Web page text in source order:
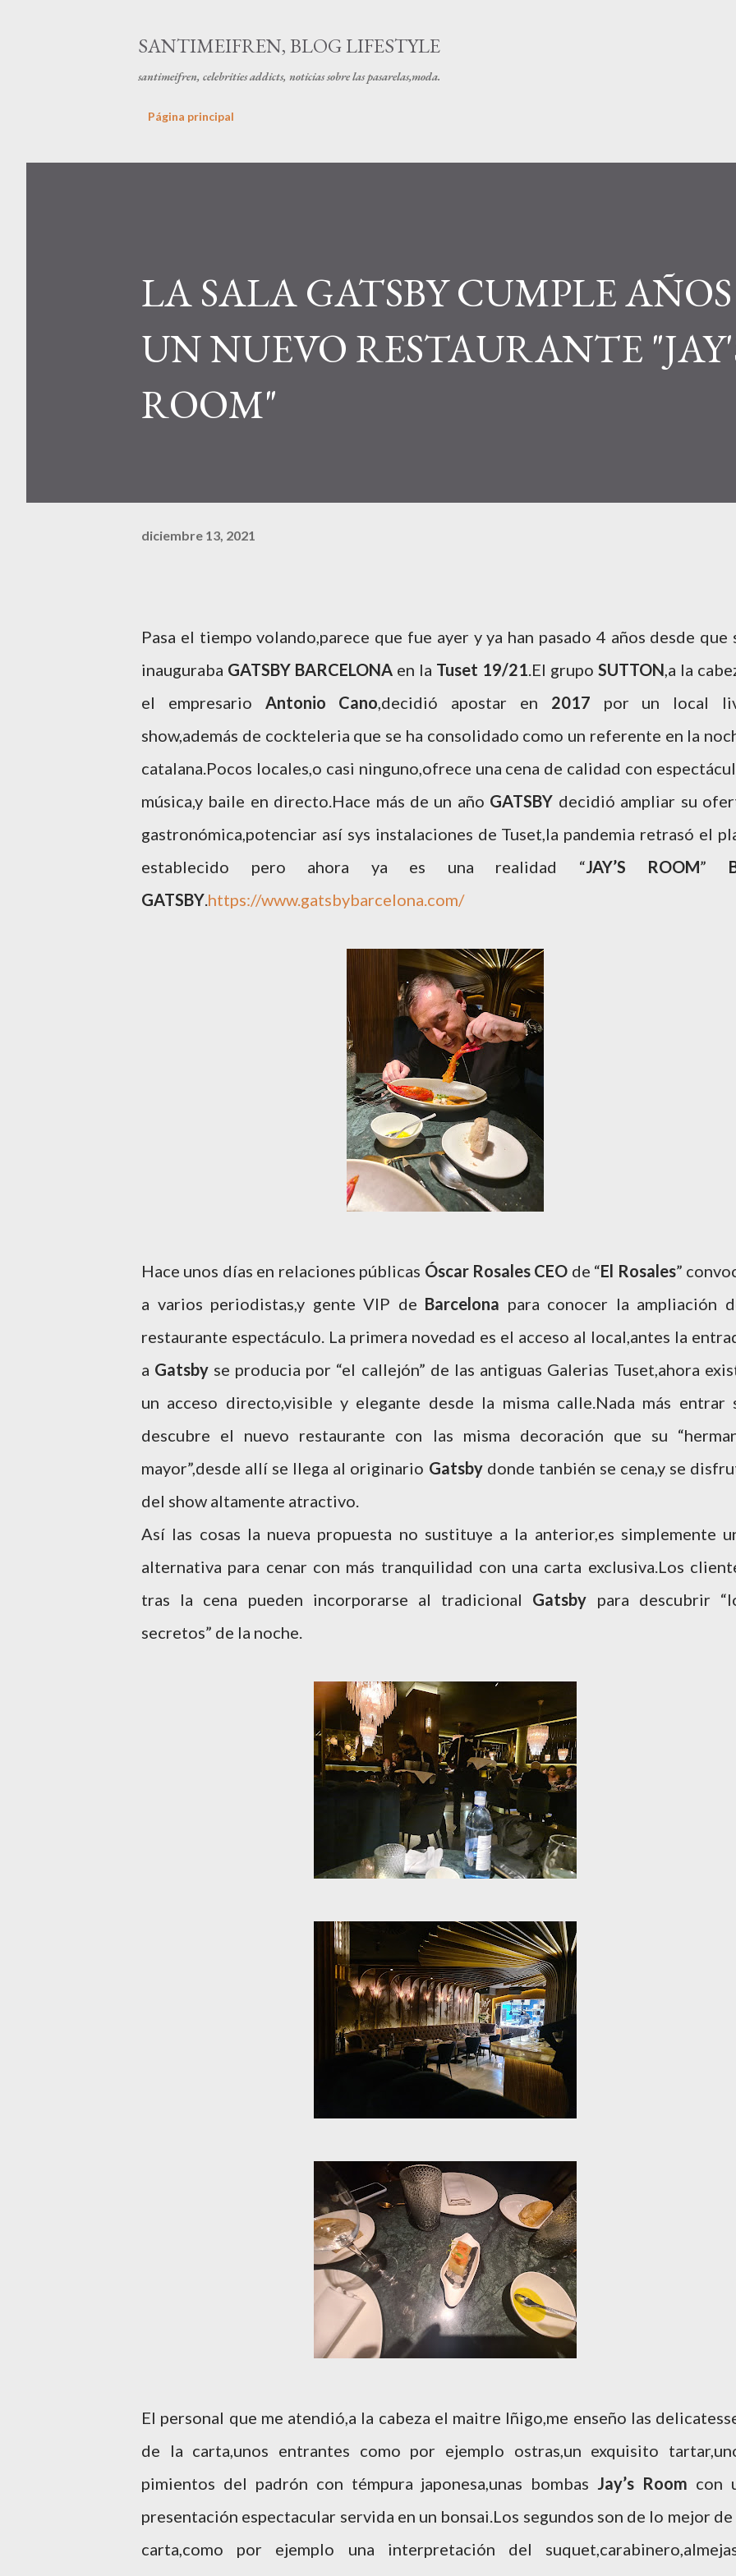
SANTIMEIFREN, BLOG LIFESTYLE
santimeifren, celebrities addicts, noticias sobre las pasarelas,moda.
Página principal
LA SALA GATSBY CUMPLE
UN NUEVO RESTAURANTE
ROOM"
diciembre 13, 2021
Pasa el tiempo volando,parece que fue ayer y ya han pasado 4 años desde que
inauguraba GATSBY BARCELONA en la Tuset 19/21.El grupo SUTTON,a la
el empresario Antonio Cano,decidió apostar en 2017 por un local
show,además de cockteleria que se ha consolidado como un referente en la
catalana.Pocos locales,o casi ninguno,ofrece una cena de calidad con
música,y baile en directo.Hace más de un año GATSBY decidió ampliar su
gastronómica,potenciar así sys instalaciones de Tuset,la pandemia retrasó el
establecido pero ahora ya es una realidad “JAY’S ROOM”
GATSBY.https://www.gatsbybarcelona.com/
Hace unos días en relaciones públicas Óscar Rosales CEO de “El Rosales”
a varios periodistas,y gente VIP de Barcelona para conocer la ampliación
restaurante espectáculo. La primera novedad es el acceso al local,antes la
a Gatsby se producia por “el callejón” de las antiguas Galerias Tuset,ahora
un acceso directo,visible y elegante desde la misma calle.Nada más entrar
descubre el nuevo restaurante con las misma decoración que su
mayor”,desde allí se llega al originario Gatsbydonde tanbién se cena,y se
del show altamente atractivo.
Así las cosas la nueva propuesta no sustituye a la anterior,es simplemente
alternativa para cenar con más tranquilidad con una carta exclusiva.Los
tras la cena pueden incorporarse al tradicional Gatsby para descubrir
secretos” de la noche.
El personal que me atendió,a la cabeza el maitre Iñigo,me enseño las
de la carta,unos entrantes como por ejemplo ostras,un exquisito
pimientos del padrón con témpura japonesa,unas bombas Jay’s Room con
presentación espectacular servida en un bonsai.Los segundos son de lo mejor de
carta,como por ejemplo una interpretación del